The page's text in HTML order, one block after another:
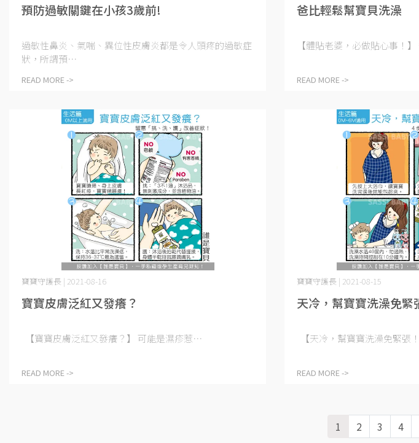
預防過敏關鍵在小孩3歲前!
過敏性鼻炎、氣喘、異位性皮膚炎都是令人頭疼的過敏症
狀，所謂預⋯
READ MORE ->
爸比輕鬆幫寶貝洗澡
【體貼老婆，必做貼心事！
READ MORE ->
寶寶皮膚泛紅又發癢？
寶寶守護長 | 2021-08-16
【寶寶皮膚泛紅又發癢？】 可能是濕疹惹⋯
READ MORE ->
天冷，幫寶寶洗澡免緊
寶寶守護長 | 2021-08-15
【天冷，幫寶寶洗澡免緊
READ MORE ->
1 2 3 4